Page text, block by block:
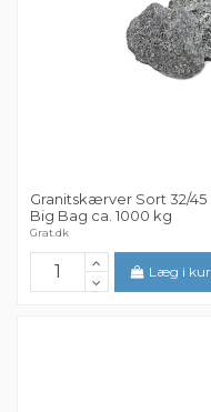
Granitskærver Sort 32/45
Big Bag ca. 1000 kg
Grat.dk
Læg i